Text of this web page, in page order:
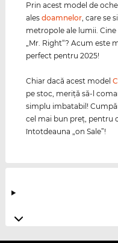
Prin acest model de
alesdoamnelor, care se
metropole ale lumii. Cine
„Mr. Right“? Acum este
perfect pentru 2025!
Chiar dacă acest model
pe stoc, meriţă să-l
simplu imbatabil!
cel mai bun preţ, pentru
întotdeauna „on Sale”!